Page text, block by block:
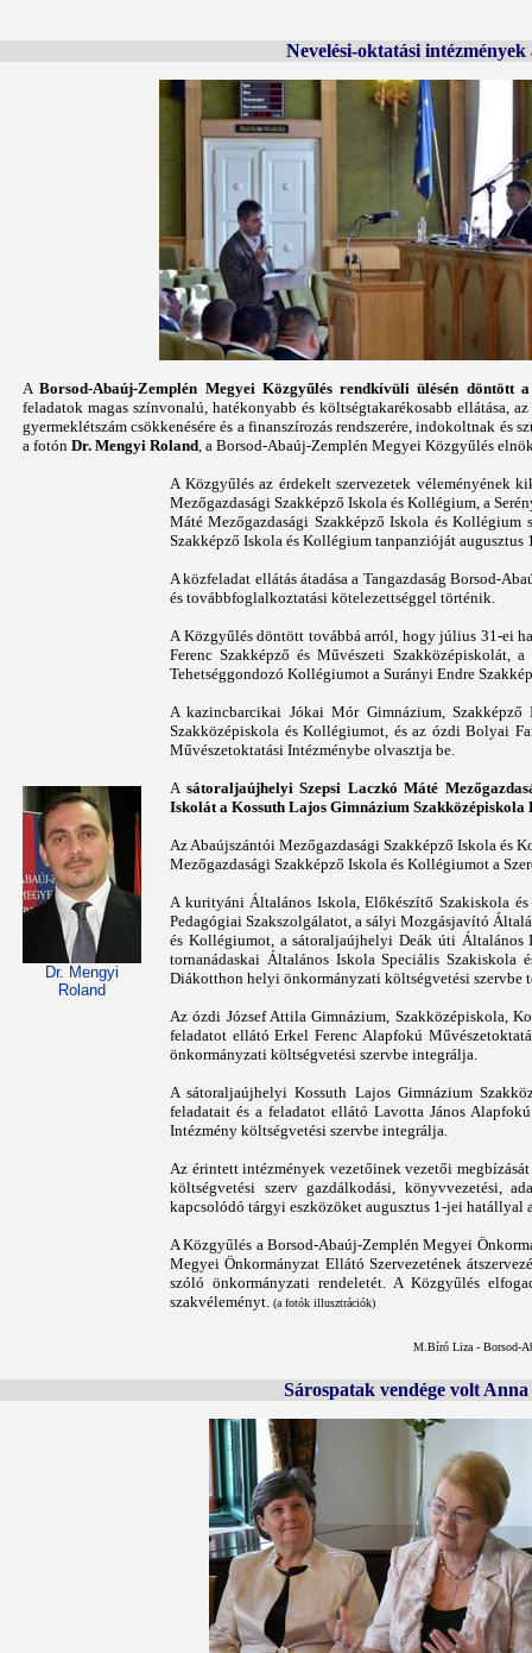
Nevelési-oktatási
ABorsod-Abaúj-Zemplén Megyei Közgyűlés rendkívüli ülésén döntött
feladatok magas színvonalú, hatékonyabb és költségtakarékosabb ellátása,
gyermeklétszám csökkenésére és a finanszírozás rendszerére, indokoltnak
a fotón Dr. Mengyi Roland , a Borsod-Abaúj-Zemplén Megyei Közgyűlés
Dr. Mengyi
Roland
A Közgyűlés az érdekelt szervezetek véleményének
Mezőgazdasági Szakképző Iskola és Kollégium, a
Máté Mezőgazdasági Szakképző Iskola és Kollégium
Szakképző Iskola és Kollégium tanpanzióját augusztus
A közfeladat ellátás átadása a Tangazdaság Borsod-
és továbbfoglalkoztatási kötelezettséggel történik.
A Közgyűlés döntött továbbá arról, hogy július 31-ei
Ferenc Szakképző és Művészeti
Tehetséggondozó Kollégiumot a Surányi Endre
A kazincbarcikai Jókai Mór Gimnázium,
Szakközépiskola és Kollégiumot, és az ózdi Bolyai
Művészetoktatási Intézménybe olvasztja be.
A sátoraljaújhelyi Szepsi Laczkó Máté
Iskolát a Kossuth Lajos Gimnázium
Az Abaújszántói Mezőgazdasági Szakképző Iskola
Mezőgazdasági Szakképző Iskola és Kollégiumot a
A kurityáni Általános Iskola, Előkészítő Szakiskola
Pedagógiai Szakszolgálatot, a sályi Mozgásjavító
és Kollégiumot, a sátoraljaújhelyi Deák úti Általános
tornanádaskai Általános Iskola Speciális Szakiskola
Diákotthon helyi önkormányzati költségvetési szervbe
Az ózdi József Attila Gimnázium, Szakközépiskola,
feladatot ellátó Erkel Ferenc Alapfokú
önkormányzati költségvetési szervbe integrálja.
A sátoraljaújhelyi Kossuth Lajos Gimnázium
feladatait és a feladatot ellátó Lavotta János
Intézmény költségvetési szervbe integrálja.
Az érintett intézmények vezetőinek vezetői
költségvetési szerv gazdálkodási, könyvvezetési,
kapcsolódó tárgyi eszközöket augusztus 1-jei
A Közgyűlés a Borsod-Abaúj-Zemplén Megyei
Megyei Önkormányzat Ellátó Szervezetének
szóló önkormányzati rendeletét. A Közgyűlés
szakvéleményt. (a fotók illusztrációk)
M.Bíró Liza - Borsod-
Sárospatak vendége volt